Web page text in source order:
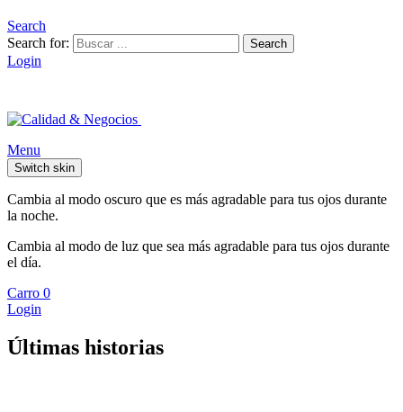
Search
Search for:
Search
Login
Menu
Switch skin
Cambia al modo oscuro que es más agradable para tus ojos durante
la noche.
Cambia al modo de luz que sea más agradable para tus ojos durante
el día.
Carro 0
Login
Últimas historias